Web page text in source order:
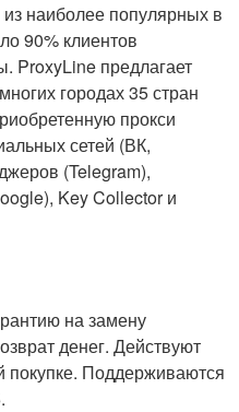
наиболее популярных в
90% клиентов
ProxyLine предлагает
городах 35 стран
прокси
сетей (ВК,
(Telegram),
Key Collector и
на замену
денег. Действуют
покупке. Поддерживаются